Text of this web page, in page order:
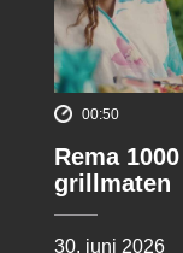
00:50
Rema
grillmaten
30. juni 2026